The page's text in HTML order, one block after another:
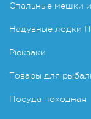
Спальные мешки
Надувные лодки
Рюкзаки
Товары для
Посуда походная